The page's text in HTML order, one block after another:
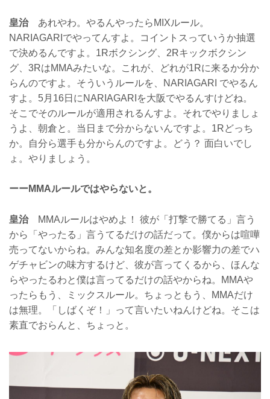
皇治あれやわ。やるんやったらMIXルール。
NARIAGARIでやってんすよ。コイントスっていうか抽選
で決めるんですよ。1Rボクシング、2Rキックボクシン
グ、3RはMMAみたいな。これが、どれが1Rに来るか分か
らんのですよ。そういうルールを、NARIAGARI でやるん
すよ。5月16日にNARIAGARIを大阪でやるんすけどね。
そこでそのルールが適用されるんすよ。それでやりましょ
うよ、朝倉と。当日まで分からないんですよ。1Rどっち
か。自分ら選手も分からんのですよ。どう？ 面白いでし
ょ。やりましょう。
ーーMMAルールではやらないと。
皇治MMAルールはやめよ！ 彼が「打撃で勝てる」言う
から「やったる」言うてるだけの話だって。僕からは喧嘩
売ってないからね。みんな知名度の差とか影響力の差でハ
ゲチャビンの味方するけど、彼が言ってくるから、ほんな
らやったるわと僕は言ってるだけの話やからね。MMAや
ったらもう、ミックスルール。ちょっともう、MMAだけ
は無理。「しばくぞ！」って言いたいねんけどね。そこは
素直でおらんと、ちょっと。